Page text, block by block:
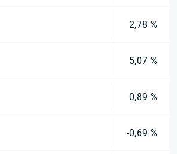
2,78 %
5,07 %
0,89 %
-0,69 %